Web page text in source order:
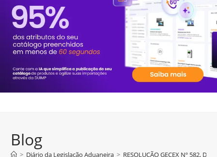
Blog
> Diário da Legislação Aduaneira > RESOLUÇÃO GECEX Nº 582, DE